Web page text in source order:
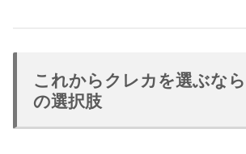
これからクレカを選ぶな
の選択肢